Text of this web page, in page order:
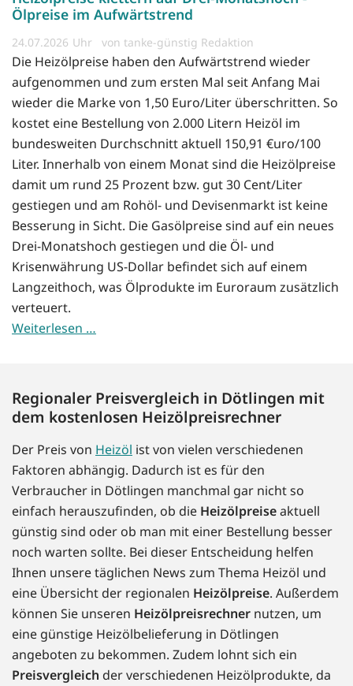
Ölpreise im Aufwärtstrend
24.07.2026 von tanke-günstig Redaktion
Die Heizölpreise haben den Aufwärtstrend wieder
aufgenommen und zum ersten Mal seit Anfang Mai
wieder die Marke von 1,50 Euro/Liter überschritten. So
kostet eine Bestellung von 2.000 Litern Heizöl im
bundesweiten Durchschnitt aktuell 150,91 €uro/100
Liter. Innerhalb von einem Monat sind die Heizölpreise
damit um rund 25 Prozent bzw. gut 30 Cent/Liter
gestiegen und am Rohöl- und Devisenmarkt ist keine
Besserung in Sicht. Die Gasölpreise sind auf ein neues
Drei-Monatshoch gestiegen und die Öl- und
Krisenwährung US-Dollar befindet sich auf einem
Langzeithoch, was Ölprodukte im Euroraum zusätzlich
verteuert.
Weiterlesen …
Regionaler Preisvergleich in Dötlingen mit
dem kostenlosen Heizölpreisrechner
Der Preis von Heizöl ist von vielen verschiedenen
Faktoren abhängig. Dadurch ist es für den
Verbraucher in Dötlingen manchmal gar nicht so
einfach herauszufinden, ob die Heizölpreiseaktuell
günstig sind oder ob man mit einer Bestellung besser
noch warten sollte. Bei dieser Entscheidung helfen
Ihnen unsere täglichen News zum Thema Heizöl und
eine Übersicht der regionalen Heizölpreise. Außerdem
können Sie unseren Heizölpreisrechner nutzen, um
eine günstige Heizölbelieferung in Dötlingen
angeboten zu bekommen. Zudem lohnt sich ein
Preisvergleich der verschiedenen Heizölprodukte, da